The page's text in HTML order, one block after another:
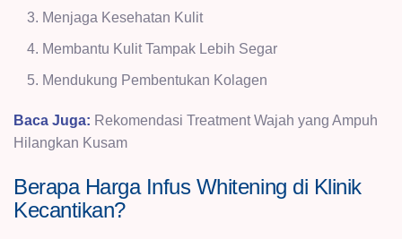
Menjaga Kesehatan Kulit
Membantu Kulit Tampak Lebih Segar
Mendukung Pembentukan Kolagen
Baca Juga: Rekomendasi Treatment Wajah yang Ampuh
Hilangkan Kusam
Berapa Harga Infus Whitening di Klinik
Kecantikan?